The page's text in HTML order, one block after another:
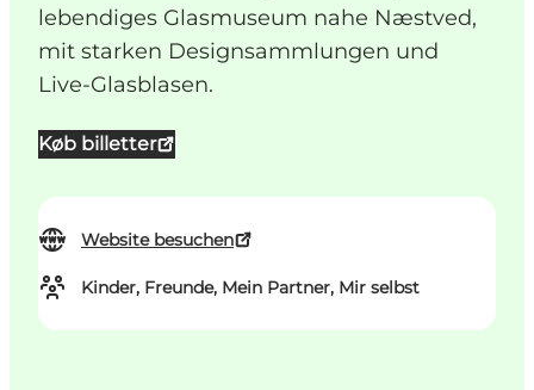
lebendiges Glasmuseum nahe Næstved,
mit starken Designsammlungen und
Live-Glasblasen.
Køb billetter
Website besuchen
Kinder, Freunde, Mein Partner, Mir selbst